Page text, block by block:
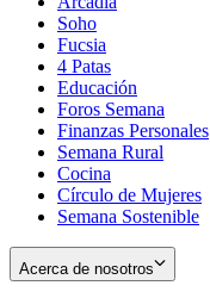
Soho
in
new
window
Fucsia
in
new
window
4 Patas
Educación
Foros Semana
Finanzas Personales
Semana Rural
Cocina
Círculo de Mujeres
Semana Sostenible
Acerca de nosotros